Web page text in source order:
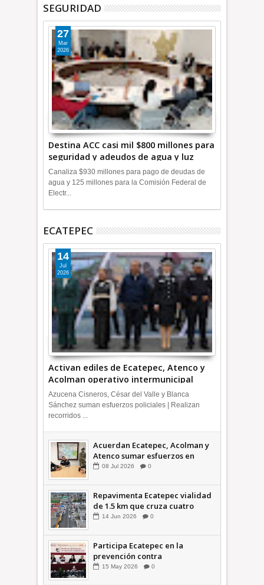
SEGURIDAD
Destina ACC casi mil $800 millones para
seguridad y adeudos de agua y luz
+Video
27
Mar
2026
Canaliza $930 millones para pago de deudas de
agua y 125 millones para la Comisión Federal de
Electr...
ECATEPEC
Activan ediles de Ecatepec, Atenco y
Acolman operativo intermunicipal
14
Jul
2026
Azucena Cisneros, César del Valle y Blanca
Sánchez suman esfuerzos policiales | Realizan
recorridos ...
Acuerdan Ecatepec, Acolman y
Atenco sumar esfuerzos en
seguridad
08 Jul 2026 0
Repavimenta Ecatepec vialidad
de 1.5 km que cruza cuatro
comunidades +Video
14 Jun 2026 0
Participa Ecatepec en la
prevención contra
inundaciones en el Valle de
15 May 2026 0